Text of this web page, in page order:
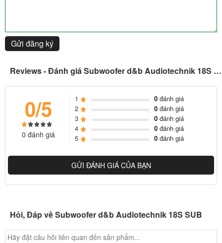
Cài đặt loa siêu trầm nhỏ gọn cụ thể:
Loa siêu trầm nhỏ gọn có thể bay được chuyên lắp đặt
Thiết kế phản xạ âm trầm
Phân tán đa hướng
132dB SPL tối đa
Sử dụng độc lập, xếp chồng lên nhau hoặc làm cơ sở cho
ngăn xếp hỗn hợp trên mặt đất
Chân cao su ngăn chuyển động và bảo vệ bảng điều khiển
phía dưới
Cấu tạo của 18S Sub
loa 18S Sub chứa một trình điều khiển neodymium 18 inch trong
chồng lên nhau. Theo tiêu chuẩn DIN 18032-3 dành cho trường
Gửi đăng ký
Reviews - Đánh giá Subwoofer d&b Audiotechnik 18S SUB
0/5
0 đánh giá
1 0đánh giá
2
0đánh giá
3
0đánh giá
4
0đánh giá
5
0đánh giá
GỬI ĐÁNH GIÁ CỦA BẠN
Hỏi, Đáp về Subwoofer d&b Audiotechnik 18S SUB